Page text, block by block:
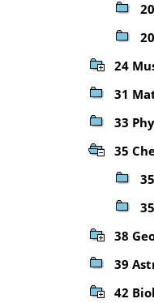
24
31
33
35
38
39
42